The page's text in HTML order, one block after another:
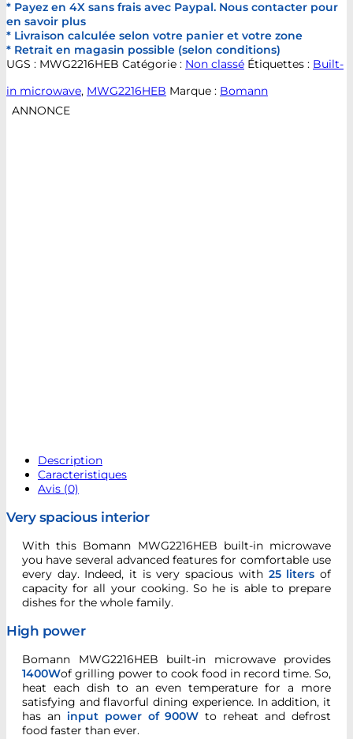
* Payez en 4X sans frais avec Paypal. Nous contacter pour
en savoir plus
* Livraison calculée selon votre panier et votre zone
* Retrait en magasin possible (selon conditions)
UGS : MWG2216HEB Catégorie : Non classé Étiquettes : Built-
in microwave, MWG2216HEB Marque : Bomann
ANNONCE
Description
Caracteristiques
Avis (0)
Very spacious interior
With this Bomann MWG2216HEB built-in microwave
you have several advanced features for comfortable use
every day. Indeed, it is very spacious with 25 liters of
capacity for all your cooking. So he is able to prepare
dishes for the whole family.
High power
Bomann MWG2216HEB built-in microwave provides
1400Wof grilling power to cook food in record time. So,
heat each dish to an even temperature for a more
satisfying and flavorful dining experience. In addition, it
has an input power of 900W to reheat and defrost
food faster than ever.